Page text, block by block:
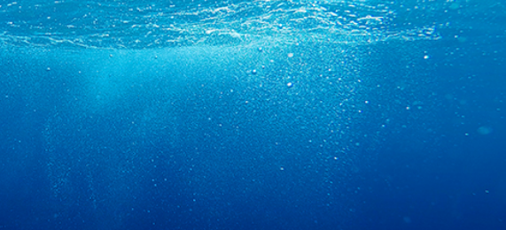
Ürün Rötuş Hizmetleri Mücevher Rötuş Hizmetleri AI Eğitim Verileri